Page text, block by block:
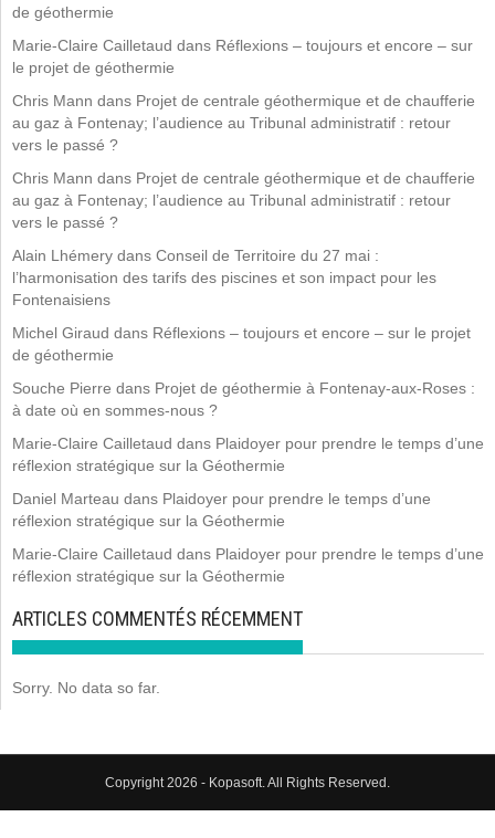
de géothermie
Marie-Claire Cailletaud dans Réflexions – toujours et encore – sur
le projet de géothermie
Chris Mann dans Projet de centrale géothermique et de chaufferie
au gaz à Fontenay; l’audience au Tribunal administratif : retour
vers le passé ?
Chris Mann dans Projet de centrale géothermique et de chaufferie
au gaz à Fontenay; l’audience au Tribunal administratif : retour
vers le passé ?
Alain Lhémery dans Conseil de Territoire du 27 mai :
l’harmonisation des tarifs des piscines et son impact pour les
Fontenaisiens
Michel Giraud dans Réflexions – toujours et encore – sur le projet
de géothermie
Souche Pierre dans Projet de géothermie à Fontenay-aux-Roses :
à date où en sommes-nous ?
Marie-Claire Cailletaud dans Plaidoyer pour prendre le temps d’une
réflexion stratégique sur la Géothermie
Daniel Marteau dans Plaidoyer pour prendre le temps d’une
réflexion stratégique sur la Géothermie
Marie-Claire Cailletaud dans Plaidoyer pour prendre le temps d’une
réflexion stratégique sur la Géothermie
ARTICLES COMMENTÉS RÉCEMMENT
Sorry. No data so far.
Copyright 2026 - Kopasoft. All Rights Reserved.